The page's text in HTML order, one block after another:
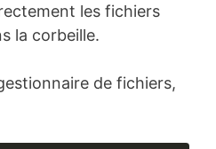
les fichiers
la corbeille.
de fichiers,